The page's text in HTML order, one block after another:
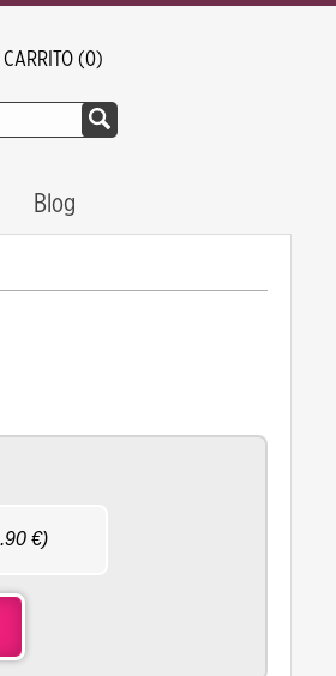
CARRITO (0)
Blog
€)